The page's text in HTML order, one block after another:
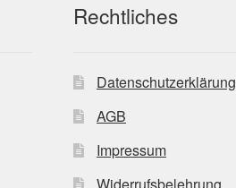
Rechtliches
Datenschutzerklärung
AGB
Impressum